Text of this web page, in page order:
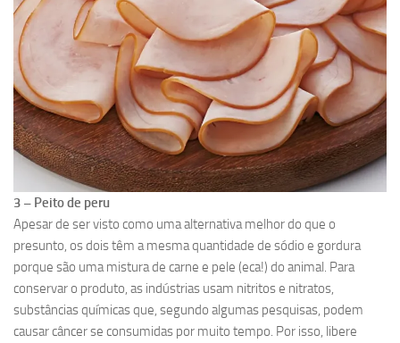
3 – Peito de peru
Apesar de ser visto como uma alternativa melhor do que o
presunto, os dois têm a mesma quantidade de sódio e gordura
porque são uma mistura de carne e pele (eca!) do animal. Para
conservar o produto, as indústrias usam nitritos e nitratos,
substâncias químicas que, segundo algumas pesquisas, podem
causar câncer se consumidas por muito tempo. Por isso, libere